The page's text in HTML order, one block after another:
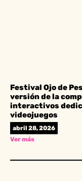
Festival Ojo de
versión de la
interactivos
videojuegos
abril 28, 2026
Ver más